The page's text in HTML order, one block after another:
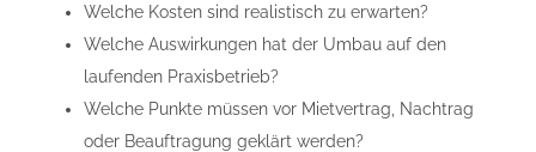
Welche Kosten sind realistisch zu erwarten?
Welche Auswirkungen hat der Umbau auf den
laufenden Praxisbetrieb?
Welche Punkte müssen vor Mietvertrag, Nachtrag
oder Beauftragung geklärt werden?